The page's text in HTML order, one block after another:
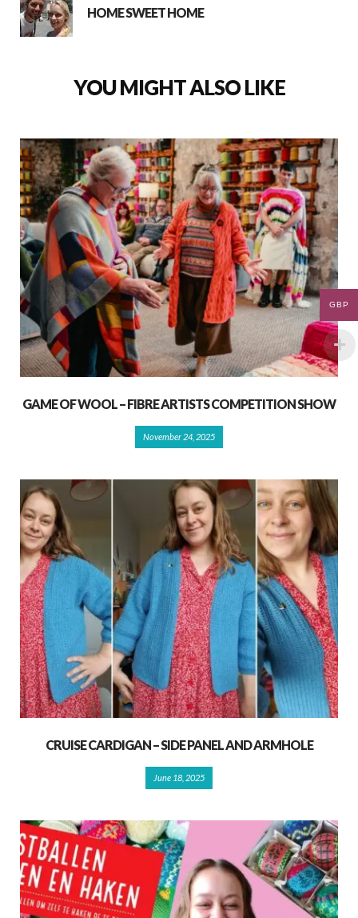
HOME SWEET HOME
YOU MIGHT ALSO LIKE
GAME OF WOOL – FIBRE ARTISTS COMPETITION SHOW
November 24, 2025
CRUISE CARDIGAN – SIDE PANEL AND ARMHOLE
June 18, 2025
GBP